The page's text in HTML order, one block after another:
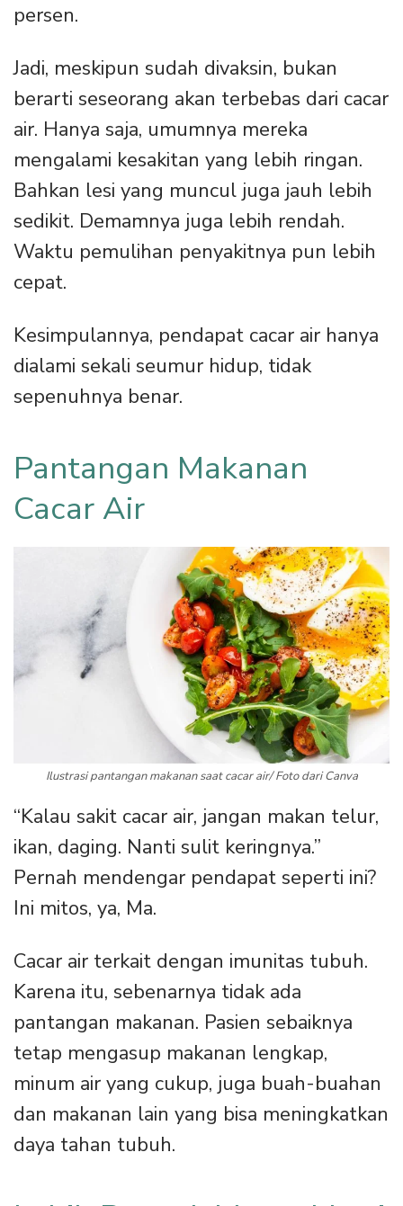
persen.
Jadi, meskipun sudah divaksin, bukan
berarti seseorang akan terbebas dari cacar
air. Hanya saja, umumnya mereka
mengalami kesakitan yang lebih ringan.
Bahkan lesi yang muncul juga jauh lebih
sedikit. Demamnya juga lebih rendah.
Waktu pemulihan penyakitnya pun lebih
cepat.
Kesimpulannya, pendapat cacar air hanya
dialami sekali seumur hidup, tidak
sepenuhnya benar.
Pantangan Makanan
Cacar Air
Ilustrasi pantangan makanan saat cacar air/ Foto dari Canva
“Kalau sakit cacar air, jangan makan telur,
ikan, daging. Nanti sulit keringnya.”
Pernah mendengar pendapat seperti ini?
Ini mitos, ya, Ma.
Cacar air terkait dengan imunitas tubuh.
Karena itu, sebenarnya tidak ada
pantangan makanan. Pasien sebaiknya
tetap mengasup makanan lengkap,
minum air yang cukup, juga buah-buahan
dan makanan lain yang bisa meningkatkan
daya tahan tubuh.